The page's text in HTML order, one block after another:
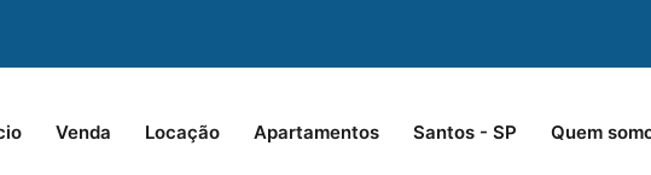
Venda Locação Apartamentos Santos - SP Quem